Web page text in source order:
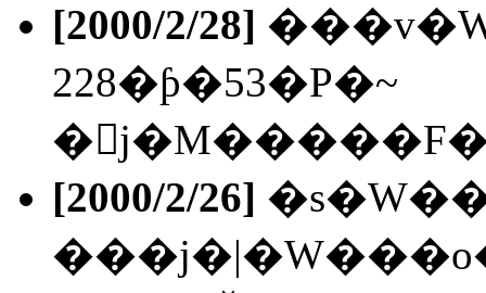
[2000/2/28]
228�ƥ�53�P�~
[2000/2/26]